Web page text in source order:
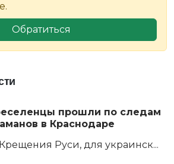
Обратиться
прошли по следам
в Краснодаре
Руси, для украинск...